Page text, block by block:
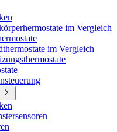
im Vergleich
im Vergleich